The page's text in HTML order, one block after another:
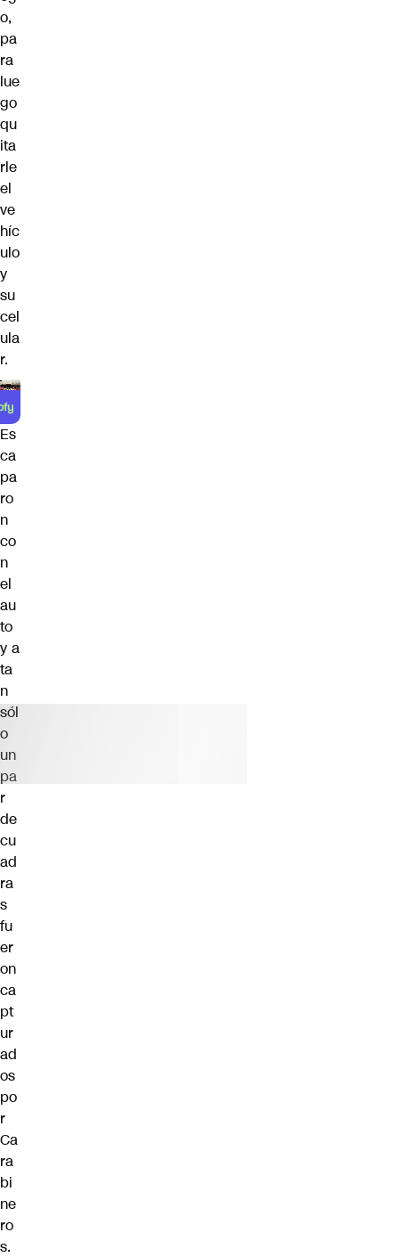
o,
pa
ra
lue
go
qu
ita
rle
el
ve
híc
ulo
y
su
cel
ula
r.
Es
ca
pa
ro
n
co
n
el
au
to
y a
ta
n
sól
o
un
pa
r
de
cu
ad
ra
s
fu
er
on
ca
pt
ur
ad
os
po
r
Ca
ra
bi
ne
ro
s.